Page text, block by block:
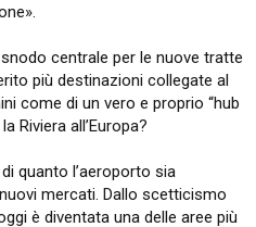
centrale per le nuove tratte
più destinazioni collegate al
come di un vero e proprio “hub
Riviera all’Europa?
quanto l’aeroporto sia
mercati. Dallo scetticismo
è diventata una delle aree più